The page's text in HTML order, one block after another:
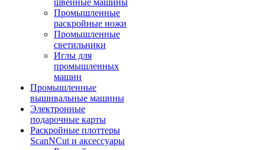
швейные машины
Промышленные
раскройные ножи
Промышленные
светильники
Иглы для
промышленных
машин
Промышленные
вышивальные машины
Электронные
подарочные карты
Раскройные плоттеры
ScanNCut и аксессуары